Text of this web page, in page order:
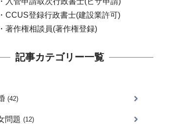
・CCUS登録行政書士(建設業許可)
・著作権相談員(著作権登録)
記事カテゴリー一覧
(42)
問題 (12)